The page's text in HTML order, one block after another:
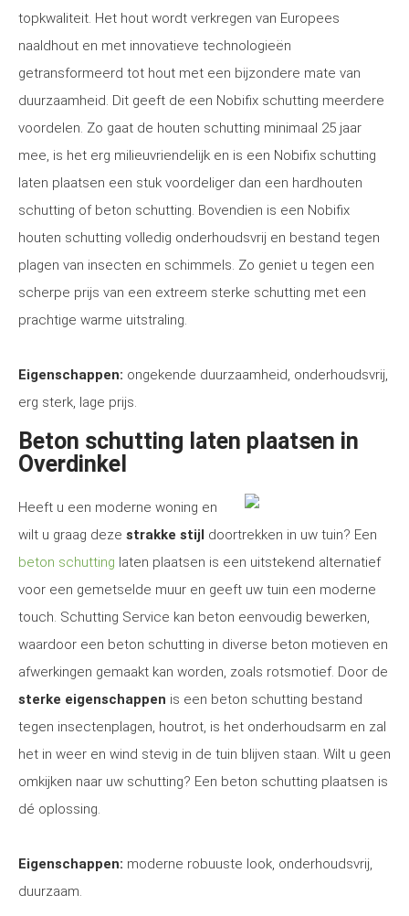
topkwaliteit. Het hout wordt verkregen van Europees
naaldhout en met innovatieve technologieën
getransformeerd tot hout met een bijzondere mate van
duurzaamheid. Dit geeft de een Nobifix schutting meerdere
voordelen. Zo gaat de houten schutting minimaal 25 jaar
mee, is het erg milieuvriendelijk en is een Nobifix schutting
laten plaatsen een stuk voordeliger dan een hardhouten
schutting of beton schutting. Bovendien is een Nobifix
houten schutting volledig onderhoudsvrij en bestand tegen
plagen van insecten en schimmels. Zo geniet u tegen een
scherpe prijs van een extreem sterke schutting met een
prachtige warme uitstraling.
Eigenschappen: ongekende duurzaamheid, onderhoudsvrij,
erg sterk, lage prijs.
Beton schutting laten plaatsen in
Overdinkel
Heeft u een moderne woning en
wilt u graag deze strakke stijl doortrekken in uw tuin? Een
beton schutting laten plaatsen is een uitstekend alternatief
voor een gemetselde muur en geeft uw tuin een moderne
touch. Schutting Service kan beton eenvoudig bewerken,
waardoor een beton schutting in diverse beton motieven en
afwerkingen gemaakt kan worden, zoals rotsmotief. Door de
sterke eigenschappen is een beton schutting bestand
tegen insectenplagen, houtrot, is het onderhoudsarm en zal
het in weer en wind stevig in de tuin blijven staan. Wilt u geen
omkijken naar uw schutting? Een beton schutting plaatsen is
dé oplossing.
Eigenschappen: moderne robuuste look, onderhoudsvrij,
duurzaam.